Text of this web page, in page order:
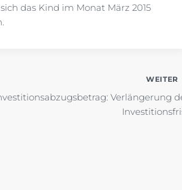
das Kind im Monat März 2015
WEITER
Verlängerung